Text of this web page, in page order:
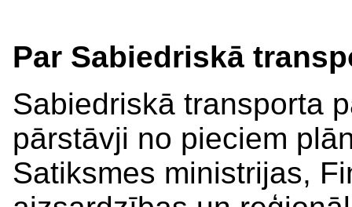
Par Sabiedriskā
Sabiedriskā transporta
pārstāvji no pieciem
Satiksmes ministrijas,